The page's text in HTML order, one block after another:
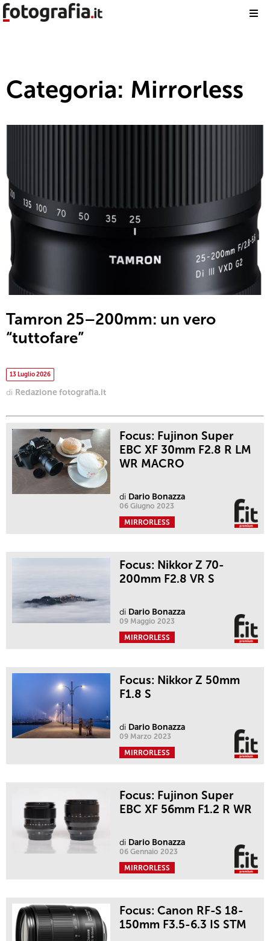
Categoria: Mirrorless
Tamron 25–200mm: un vero
“tuttofare”
13 Luglio 2026
di Redazione fotografia.it
Focus: Fujinon Super
EBC XF 30mm F2.8 R LM
WR MACRO
di Dario Bonazza
06 Giugno 2023
MIRRORLESS
Focus: Nikkor Z 70-
200mm F2.8 VR S
di Dario Bonazza
09 Maggio 2023
MIRRORLESS
Focus: Nikkor Z 50mm
F1.8 S
di Dario Bonazza
09 Marzo 2023
MIRRORLESS
Focus: Fujinon Super
EBC XF 56mm F1.2 R WR
di Dario Bonazza
06 Gennaio 2023
MIRRORLESS
Focus: Canon RF-S 18-
150mm F3.5-6.3 IS STM